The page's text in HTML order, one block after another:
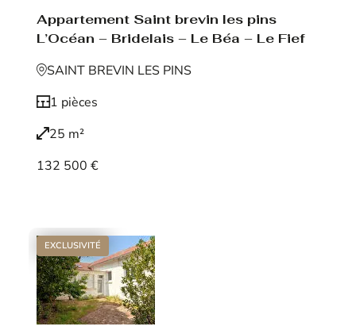
Appartement Saint brevin les pins
L’Océan – Bridelais – Le Béa – Le Fief
SAINT BREVIN LES PINS
1 pièces
25 m²
132 500 €
EXCLUSIVITÉ